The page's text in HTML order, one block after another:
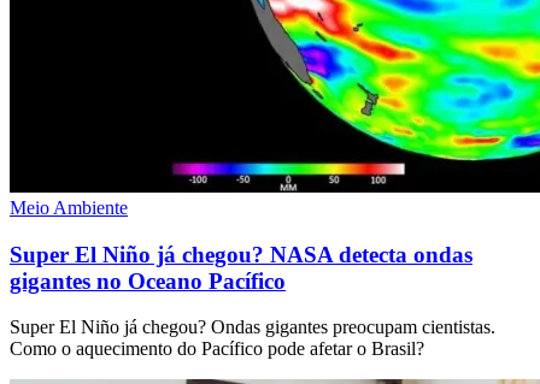
Meio Ambiente
Super El Niño já chegou? NASA detecta ondas
gigantes no Oceano Pacífico
Super El Niño já chegou? Ondas gigantes preocupam cientistas.
Como o aquecimento do Pacífico pode afetar o Brasil?